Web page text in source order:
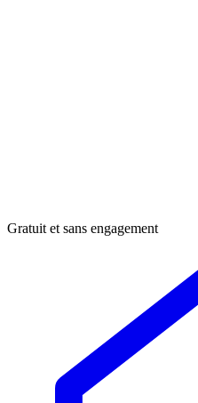
Gratuit et sans engagement